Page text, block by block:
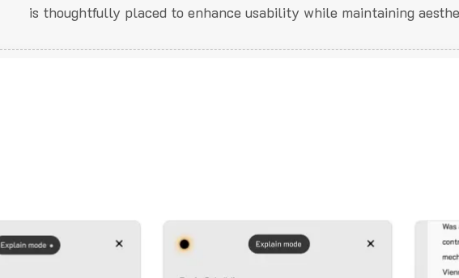
is thoughtfully placed to enhance usability while maintaining